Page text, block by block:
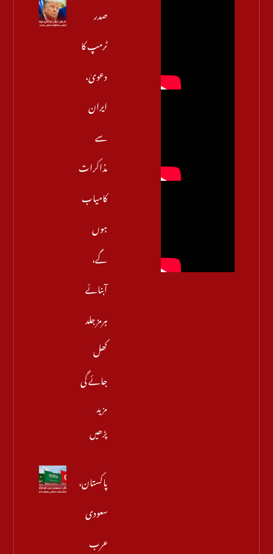
صدر
ٹرمپ کا
دعویٰ،
ایران
سے
مذاکرات
کامیاب
ہوں
گے،
آبنائے
ہرمز جلد
کھل
جائے گی
مزید
پڑھیں
پاکستان،
سعودی
عرب